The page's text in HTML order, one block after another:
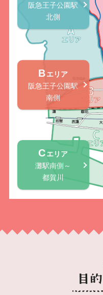
阪急王子公園駅
北側
Bエリア
阪急王子公園駅
南側
Cエリア
灘駅南側～
都賀川